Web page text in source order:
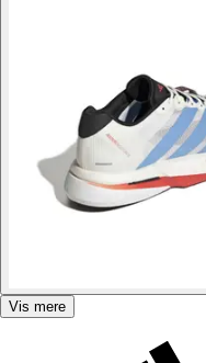
Vis mere